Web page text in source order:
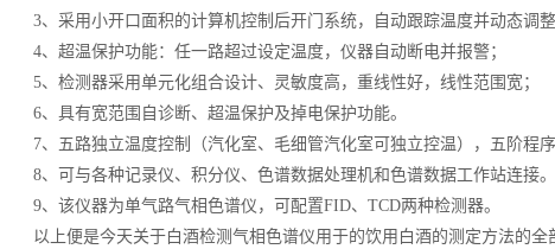
3、采用小开口面积的计算机控制后开门系统，自动跟踪温度并动态调整
4、超温保护功能：任一路超过设定温度，仪器自动断电并报警；
5、检测器采用单元化组合设计、灵敏度高，重线性好，线性范围宽；
6、具有宽范围自诊断、超温保护及掉电保护功能。
7、五路独立温度控制（汽化室、毛细管汽化室可独立控温），五阶程序
8、可与各种记录仪、积分仪、色谱数据处理机和色谱数据工作站连接。
9、该仪器为单气路气相色谱仪，可配置FID、TCD两种检测器。
以上便是今天关于白酒检测气相色谱仪用于的饮用白酒的测定方法的全